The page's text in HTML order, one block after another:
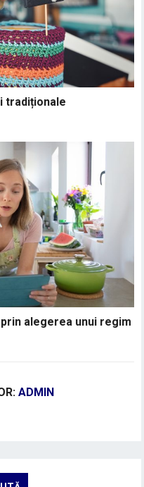
tradiționale
alegerea unui regim
ADMIN